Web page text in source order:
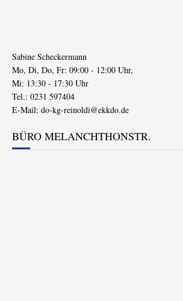
Sabine Scheckermann
Mo, Di, Do, Fr: 09:00 - 12:00 Uhr,
Mi: 13:30 - 17:30 Uhr
Tel.: 0231 597404
E-Mail: do-kg-reinoldi@ekkdo.de
BÜRO MELANCHTHONSTR.